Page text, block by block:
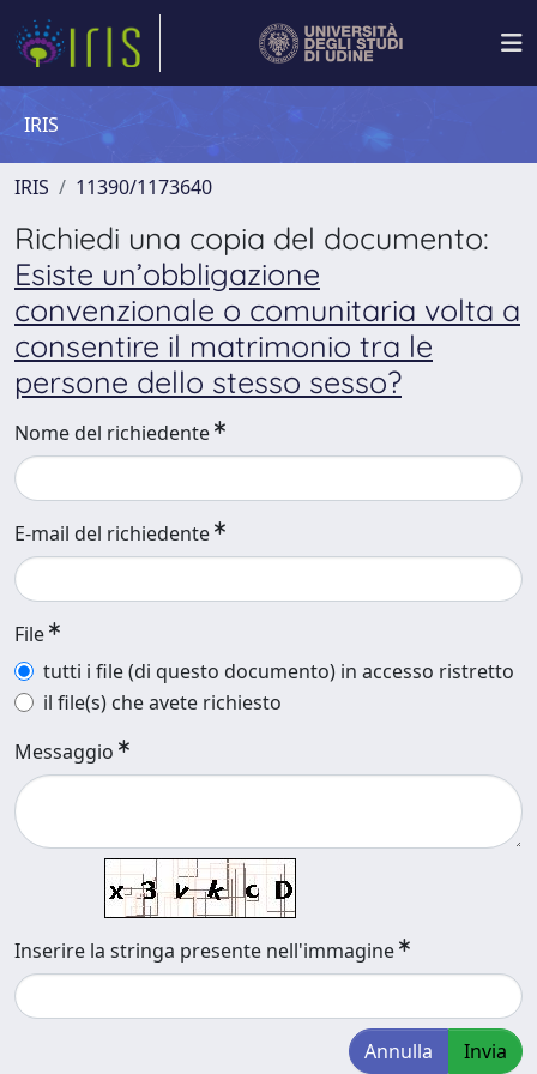
IRIS
IRIS 11390/1173640
Richiedi una copia del documento:
Esiste un’obbligazione
convenzionale o comunitaria volta a
consentire il matrimonio tra le
persone dello stesso sesso?
Nome del richiedente
E-mail del richiedente
File
tutti i file (di questo documento) in accesso ristretto
il file(s) che avete richiesto
Messaggio
Inserire la stringa presente nell'immagine
Annulla Invia